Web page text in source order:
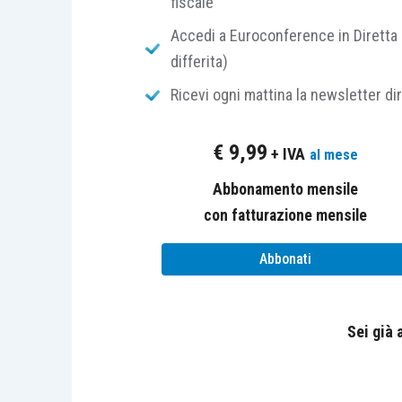
A parere di entrambe le
studio associato nella misura prevista
due pronunciamenti, a dir la verità
sintetica, hanno affermato che l’
di lavoro autonomoe negliarticoli 95
d’impresa e, pertanto, prevalente
A nostro sommesso avviso – invece
alcuni uffici periferici le contestazioni
articolo
Accedi a Euroconference in
differita)
Ricevi ogni mattina la newsletter
€ 9,99 + IVA al mese
Abbonamento mensile
con fatturazione mensile
Abbonati
Sei già